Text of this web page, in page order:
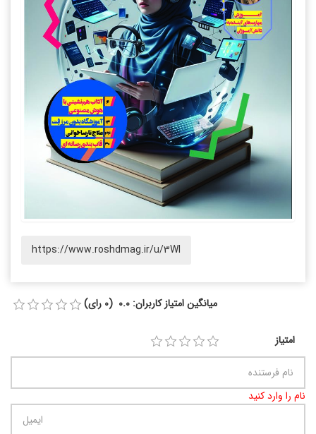
https://www.roshdmag.ir/u/3WI
میانگین امتیاز کاربران: 0.0 (0 رای)
امتیاز
نام را وارد کنید